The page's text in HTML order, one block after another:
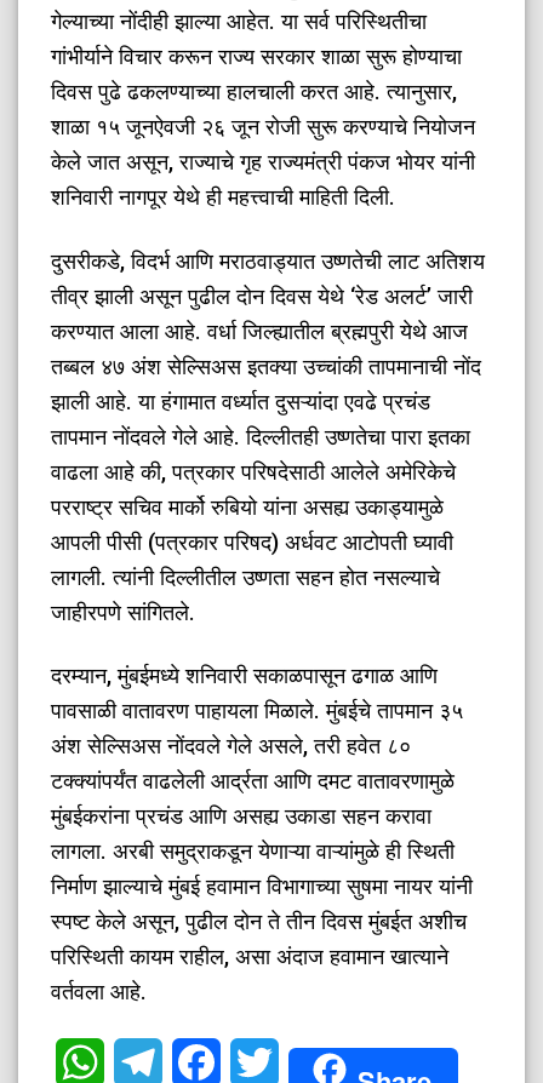
गेल्याच्या नोंदीही झाल्या आहेत. या सर्व परिस्थितीचा
गांभीर्याने विचार करून राज्य सरकार शाळा सुरू होण्याचा
दिवस पुढे ढकलण्याच्या हालचाली करत आहे. त्यानुसार,
शाळा १५ जूनऐवजी २६ जून रोजी सुरू करण्याचे नियोजन
केले जात असून, राज्याचे गृह राज्यमंत्री पंकज भोयर यांनी
शनिवारी नागपूर येथे ही महत्त्वाची माहिती दिली.
​दुसरीकडे, विदर्भ आणि मराठवाड्यात उष्णतेची लाट अतिशय
तीव्र झाली असून पुढील दोन दिवस येथे ‘रेड अलर्ट’ जारी
करण्यात आला आहे. वर्धा जिल्ह्यातील ब्रह्मपुरी येथे आज
तब्बल ४७ अंश सेल्सिअस इतक्या उच्चांकी तापमानाची नोंद
झाली आहे. या हंगामात वर्ध्यात दुसऱ्यांदा एवढे प्रचंड
तापमान नोंदवले गेले आहे. दिल्लीतही उष्णतेचा पारा इतका
वाढला आहे की, पत्रकार परिषदेसाठी आलेले अमेरिकेचे
परराष्ट्र सचिव मार्को रुबियो यांना असह्य उकाड्यामुळे
आपली पीसी (पत्रकार परिषद) अर्धवट आटोपती घ्यावी
लागली. त्यांनी दिल्लीतील उष्णता सहन होत नसल्याचे
जाहीरपणे सांगितले.
​दरम्यान, मुंबईमध्ये शनिवारी सकाळपासून ढगाळ आणि
पावसाळी वातावरण पाहायला मिळाले. मुंबईचे तापमान ३५
अंश सेल्सिअस नोंदवले गेले असले, तरी हवेत ८०
टक्क्यांपर्यंत वाढलेली आर्द्रता आणि दमट वातावरणामुळे
मुंबईकरांना प्रचंड आणि असह्य उकाडा सहन करावा
लागला. अरबी समुद्राकडून येणाऱ्या वाऱ्यांमुळे ही स्थिती
निर्माण झाल्याचे मुंबई हवामान विभागाच्या सुषमा नायर यांनी
स्पष्ट केले असून, पुढील दोन ते तीन दिवस मुंबईत अशीच
परिस्थिती कायम राहील, असा अंदाज हवामान खात्याने
वर्तवला आहे.
WhatsAppTelegramFacebookTwitter